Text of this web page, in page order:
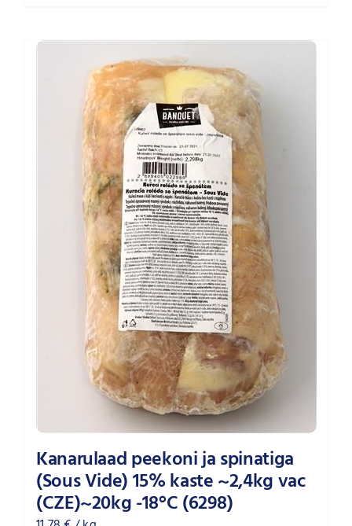
Kanarulaad peekoni ja spinatiga
(Sous Vide) 15% kaste ~2,4kg vac
(CZE)~20kg -18°C (6298)